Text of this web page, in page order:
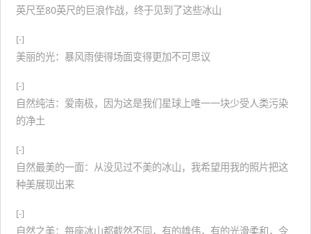
英尺至80英尺的巨浪作战，终于见到了这些冰山
[-]
美丽的光：暴风雨使得场面变得更加不可思议
[-]
自然纯洁：爱南极，因为这是我们星球上唯一一块少受人类污染
的净土
[-]
自然最美的一面：从没见过不美的冰山，我希望用我的照片把这
种美展现出来
[-]
自然之美：每座冰山都截然不同，有的雄伟，有的光滑柔和，令